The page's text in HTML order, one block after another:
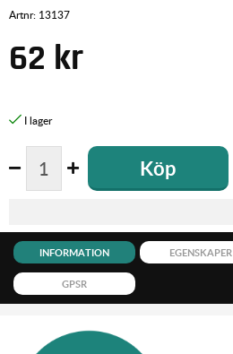
Artnr: 13137
62 kr
Köp
INFORMATION EGENSKAPER
GPSR